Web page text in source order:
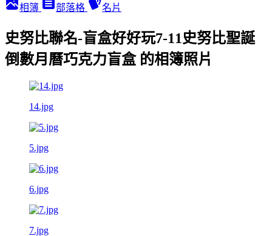
相簿 部落格 名片
史努比聯名-盲盒好好玩7-11史努比聖誕
倒數月曆巧克力盲盒 的相簿照片
14.jpg
5.jpg
6.jpg
7.jpg